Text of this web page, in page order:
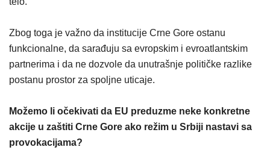
Zbog toga je važno da institucije Crne Gore ostanu
funkcionalne, da sarađuju sa evropskim i evroatlantskim
partnerima i da ne dozvole da unutrašnje političke razlike
postanu prostor za spoljne uticaje.
Možemo li očekivati da EU preduzme neke konkretne
akcije u zaštiti Crne Gore ako režim u Srbiji nastavi sa
provokacijama?